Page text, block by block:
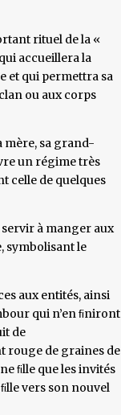
rituel de la «
accueillera la
et qui permettra sa
ou aux corps
mère, sa grand-
un régime très
celle de quelques
servir à manger aux
symbolisant le
aux entités, ainsi
qui n’en ﬁniront
de
rouge de graines de
ﬁlle que les invités
vers son nouvel